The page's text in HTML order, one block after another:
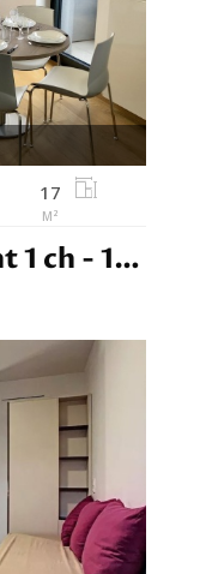
Belval - Appartement 1 ch - 1450,00€
17
M²